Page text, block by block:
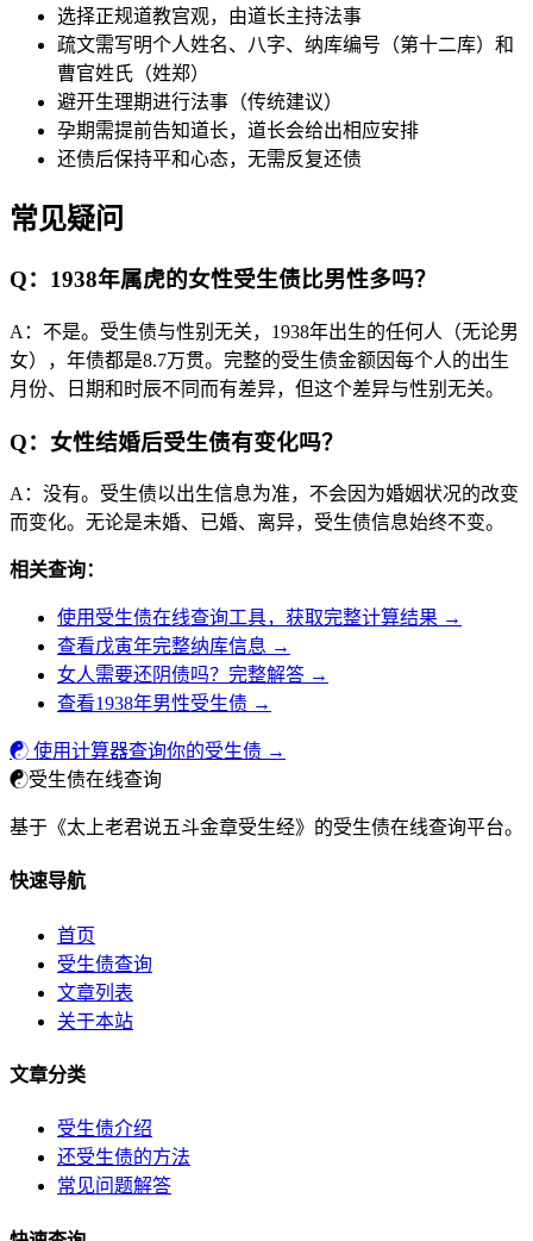
选择正规道教宫观，由道长主持法事
疏文需写明个人姓名、八字、纳库编号（第十二库）和
曹官姓氏（姓郑）
避开生理期进行法事（传统建议）
孕期需提前告知道长，道长会给出相应安排
还债后保持平和心态，无需反复还债
常见疑问
Q：1938年属虎的女性受生债比男性多吗？
A：不是。受生债与性别无关，1938年出生的任何人（无论男
女），年债都是8.7万贯。完整的受生债金额因每个人的出生
月份、日期和时辰不同而有差异，但这个差异与性别无关。
Q：女性结婚后受生债有变化吗？
A：没有。受生债以出生信息为准，不会因为婚姻状况的改变
而变化。无论是未婚、已婚、离异，受生债信息始终不变。
相关查询：
使用受生债在线查询工具，获取完整计算结果 →
查看戊寅年完整纳库信息 →
女人需要还阴债吗？完整解答 →
查看1938年男性受生债 →
☯ 使用计算器查询你的受生债 →
☯受生债在线查询
基于《太上老君说五斗金章受生经》的受生债在线查询平台。
快速导航
首页
受生债查询
文章列表
关于本站
文章分类
受生债介绍
还受生债的方法
常见问题解答